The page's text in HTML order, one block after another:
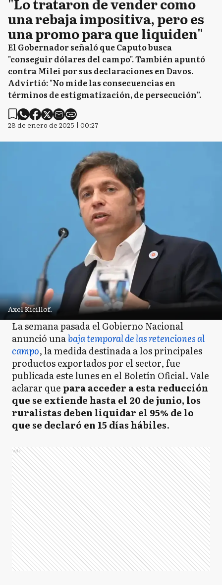
una rebaja impositiva, pero es
una promo para que liquiden"
El Gobernador señaló que Caputo busca
"conseguir dólares del campo". También apuntó
contra Milei por sus declaraciones en Davos.
Advirtió: "No mide las consecuencias en
términos de estigmatización, de persecución”.
28 de enero de 2025 | 00:27
Axel Kicillof.
La semana pasada el Gobierno Nacional
anunció unabaja temporal de las retenciones al
campo, la medida destinada a los principales
productos exportados por el sector, fue
publicada este lunes en el Boletín Oficial. Vale
aclarar que para acceder a esta reducción
que se extiende hasta el 20 de junio, los
ruralistas deben liquidar el 95% de lo
que se declaró en 15 días hábiles.
Ads